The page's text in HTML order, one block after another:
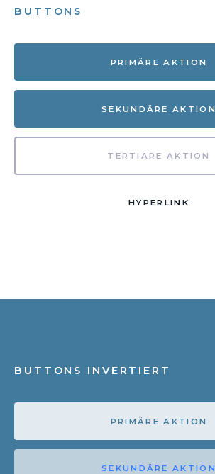
BUTTONS
PRIMÄRE AKTION
SEKUNDÄRE AKTION
TERTIÄRE AKTION
HYPERLINK
BUTTONS INVERTIERT
PRIMÄRE AKTION
SEKUNDÄRE AKTION